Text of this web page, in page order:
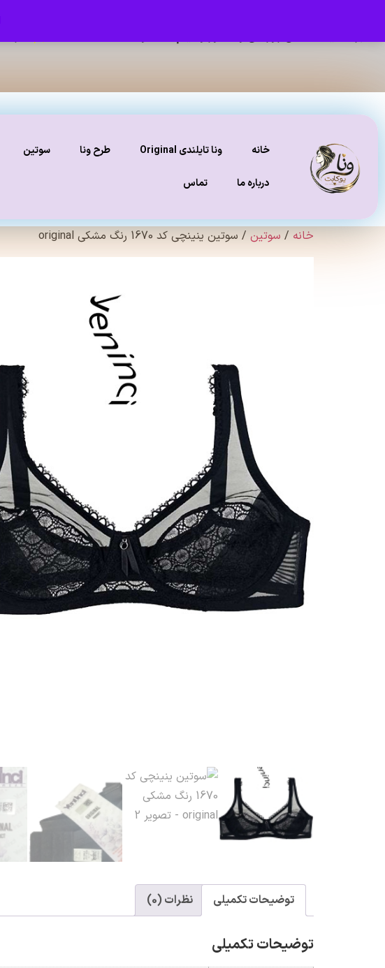
خانه ونا تایلندی Original طرح ونا سوتین
درباره ما تماس
خانه / سوتین / سوتین ینینچی کد 1670 رنگ مشکی original
توضیحات تکمیلی نظرات (0)
توضیحات تکمیلی